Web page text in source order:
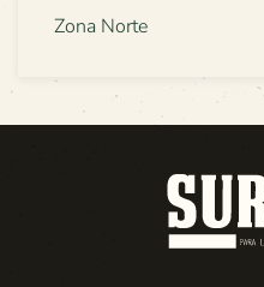
Zona Norte